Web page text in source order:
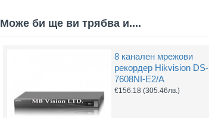
Може би ще ви трябва и....
8 канален мрежови
рекордер Hikvision DS-
7608NI-E2/A
€156.18 (305.46лв.)